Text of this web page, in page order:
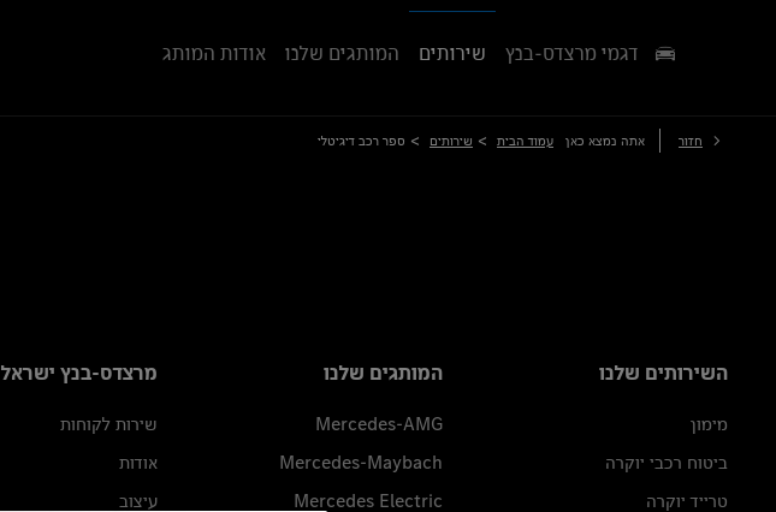
דגמי מרצדס-בנץ שירותים המותגים שלנו אודות המותג
חזור אתה נמצא כאן עמוד הבית > שירותים > ספר רכב דיגיטלי
השירותים שלנו
מימון
ביטוח רכבי יוקרה
טרייד יוקרה
המותגים שלנו
Mercedes-AMG
Mercedes-Maybach
Mercedes Electric
מרצדס-בנץ ישראל
שירות לקוחות
אודות
עיצוב